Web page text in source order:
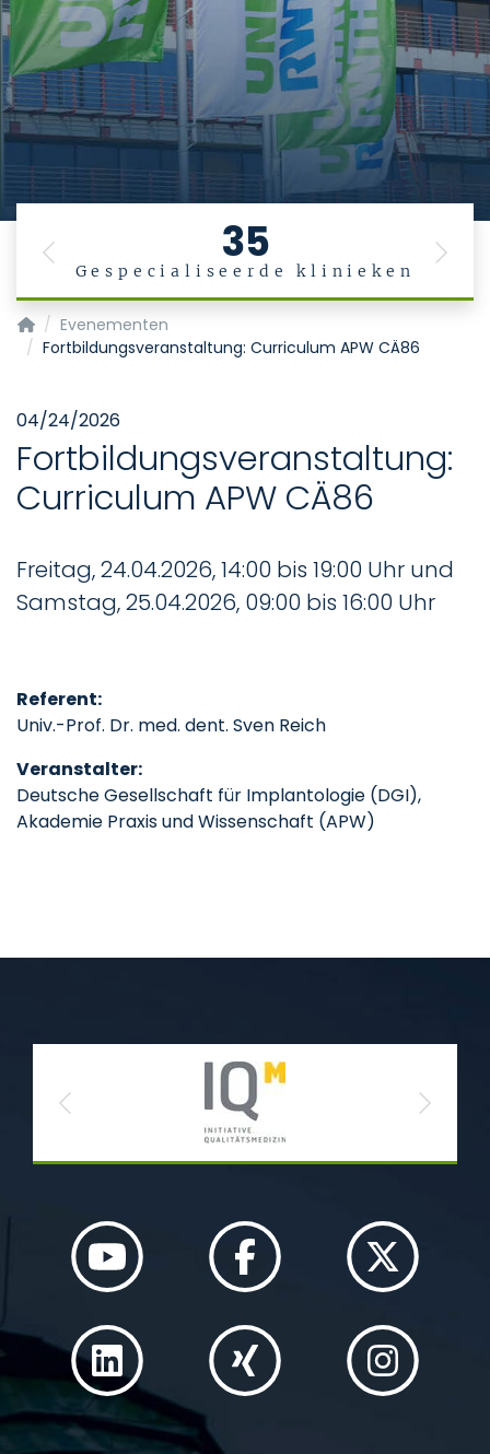
35
Gespecialiseerde klinieken
Previous Next
Startpagina
Evenementen
Fortbildungsveranstaltung: Curriculum APW CÄ86
04/24/2026
Fortbildungsveranstaltung:
Curriculum APW CÄ86
Freitag, 24.04.2026, 14:00 bis 19:00 Uhr und
Samstag, 25.04.2026, 09:00 bis 16:00 Uhr
Referent:
Univ.-Prof. Dr. med. dent. Sven Reich
Veranstalter:
Deutsche Gesellschaft für Implantologie (DGI),
Akademie Praxis und Wissenschaft (APW)
Previous Next